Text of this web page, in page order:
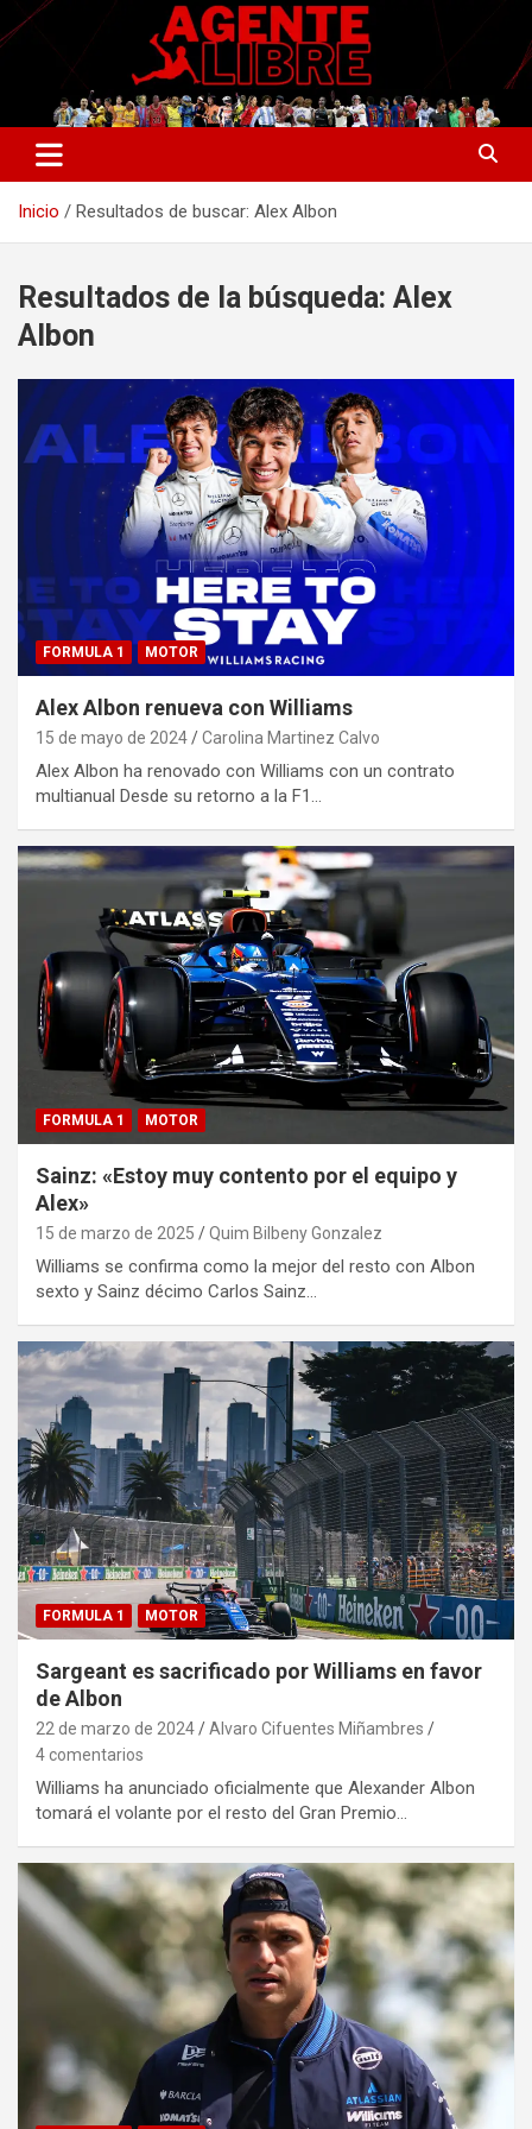
Saltar
al
Agente Libre Digital
La nueva generación del periodismo deportivo.
Inicio Resultados de buscar: Alex Albon
Resultados de la búsqueda: Alex
Albon
FORMULA 1 MOTOR
Alex Albon renueva con Williams
15 de mayo de 2024 Carolina Martinez Calvo
Alex Albon ha renovado con Williams con un contrato
multianual Desde su retorno a la F1…
FORMULA 1 MOTOR
Sainz: «Estoy muy contento por el equipo y
Alex»
15 de marzo de 2025 Quim Bilbeny Gonzalez
Williams se confirma como la mejor del resto con Albon
sexto y Sainz décimo Carlos Sainz…
FORMULA 1 MOTOR
Sargeant es sacrificado por Williams en favor
de Albon
22 de marzo de 2024
Alvaro Cifuentes Miñambres
4 comentarios
Williams ha anunciado oficialmente que Alexander Albon
tomará el volante por el resto del Gran Premio…